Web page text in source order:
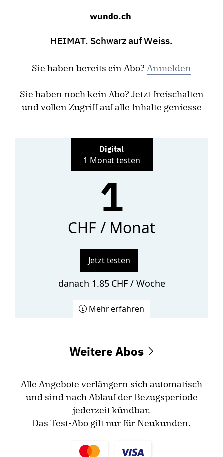
wundo.ch
HEIMAT. Schwarz auf Weiss.
Sie haben bereits ein Abo? Anmelden
Sie haben noch kein Abo? Jetzt freischalten
und vollen Zugriff auf alle Inhalte geniesse
Digital
1 Monat testen
1
CHF / Monat
Jetzt testen
danach 1.85 CHF / Woche
Mehr erfahren
Weitere Abos
Alle Angebote verlängern sich automatisch
und sind nach Ablauf der Bezugsperiode
jederzeit kündbar.
Das Test-Abo gilt nur für Neukunden.